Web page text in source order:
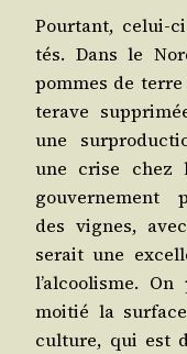
Pour­tant, celui-
tés. Dans le
pommes de
te­rave
une
une crise chez
gou­ver­ne­ment
des vignes,
serait une
l’alcoolisme.
moi­tié la
culture, qui est